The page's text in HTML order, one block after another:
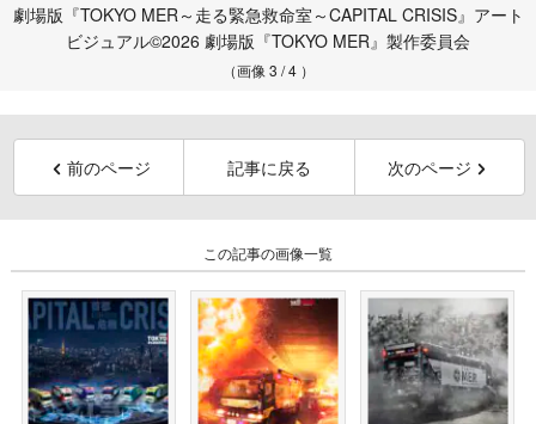
劇場版『TOKYO MER～走る緊急救命室～CAPITAL CRISIS』アート
ビジュアル©2026 劇場版『TOKYO MER』製作委員会
（画像 3 / 4 ）
前のページ 記事に戻る 次のページ
この記事の画像一覧